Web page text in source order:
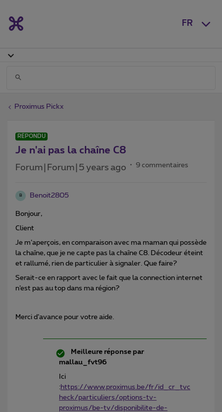
FR
Proximus Pickx
RÉPONDU
Je n'ai pas la chaîne C8
Forum|Forum|5 years ago 9 commentaires
B Benoit2805
Bonjour,
Client
Je m’aperçois, en comparaison avec ma maman qui possède
la chaîne, que je ne capte pas la chaîne C8. Décodeur éteint
et rallumé, rien de particulier à signaler. Que faire?
Serait-ce en rapport avec le fait que la connection internet
n’est pas au top dans ma région?
Merci d’avance pour votre aide.
Meilleure réponse par
mallau_fvt96
Ici
:https://www.proximus.be/fr/id_cr_tvc
heck/particuliers/options-tv-
proximus/be-tv/disponibilite-de-